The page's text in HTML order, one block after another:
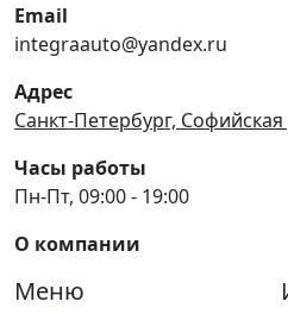
Email
integraauto@yandex.ru
Адрес
Санкт-Петербург, Софийская
Часы работы
Пн-Пт, 09:00 - 19:00
О компании
Меню